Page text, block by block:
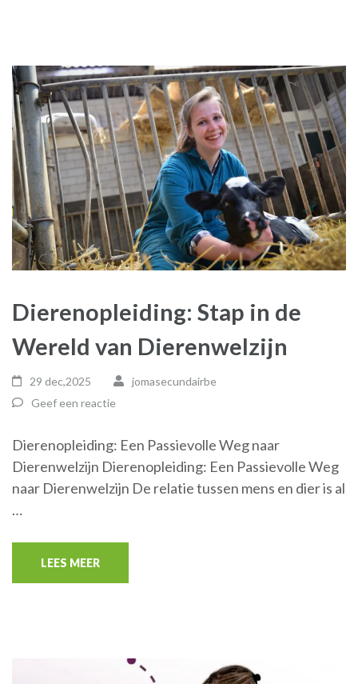
Dierenopleiding: Stap in de
Wereld van Dierenwelzijn
29 dec,2025
jomasecundairbe
Geef een reactie
Dierenopleiding: Een Passievolle Weg naar
Dierenwelzijn Dierenopleiding: Een Passievolle Weg
naar Dierenwelzijn De relatie tussen mens en dier is al
…
LEES MEER